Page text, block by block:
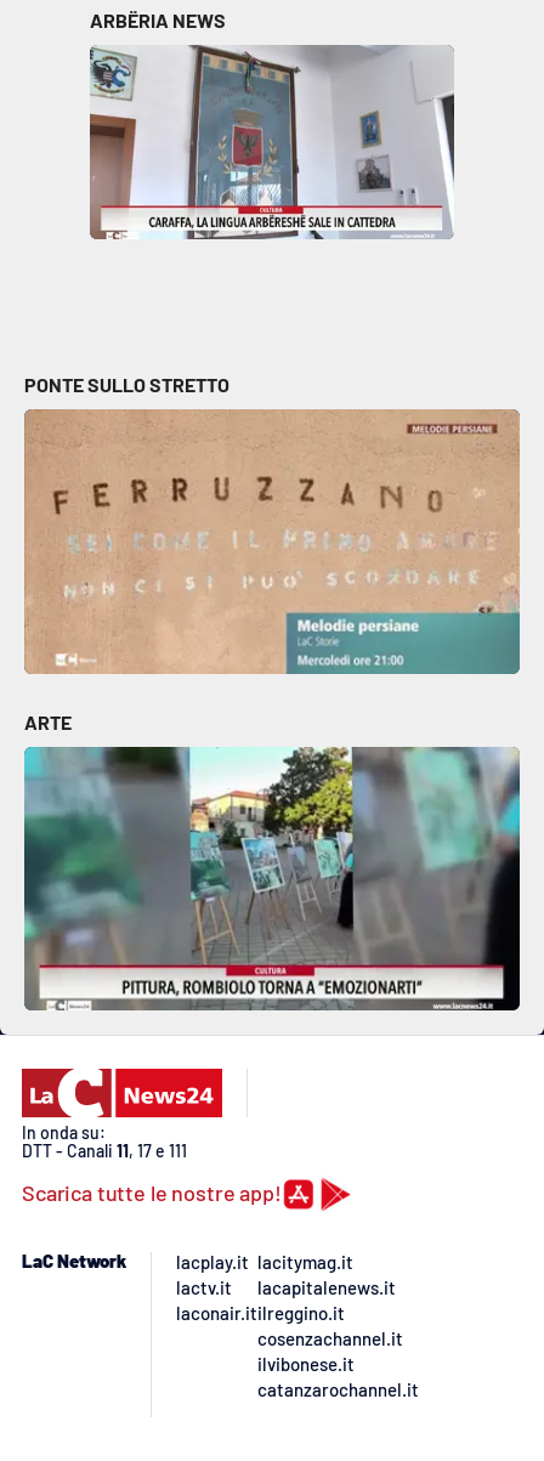
ARBËRIA NEWS
PONTE SULLO STRETTO
ARTE
In onda su:
DTT - Canali 11, 17 e 111
Scarica tutte le nostre app!
LaC Network
lacplay.it
lactv.it
laconair.it
lacitymag.it
lacapitalenews.it
ilreggino.it
cosenzachannel.it
ilvibonese.it
catanzarochannel.it